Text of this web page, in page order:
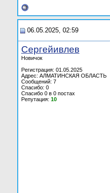
06.05.2025, 02:59
Сергейивлев
Новичок
Регистрация: 01.05.2025
Адрес: АЛМАТИНСКАЯ ОБЛАСТЬ
Сообщений: 7
Спасибо: 0
Спасибо 0 в 0 постах
Репутация: 10